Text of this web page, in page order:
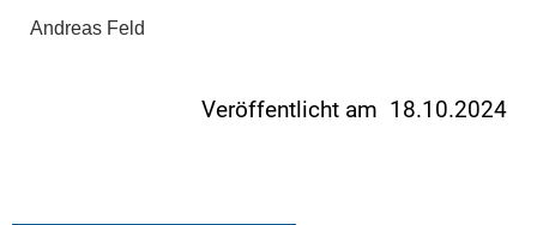
Andreas Feld
Veröffentlicht am 18.10.2024